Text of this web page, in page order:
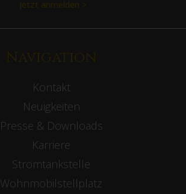
Jetzt anmelden >
Navigation
Kontakt
Neuigkeiten
Presse & Downloads
Karriere
Stromtankstelle
Wohnmobilstellplatz